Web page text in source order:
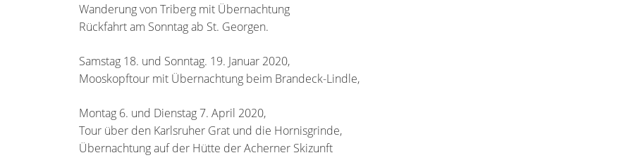
Wanderung von Triberg mit Übernachtung
Rückfahrt am Sonntag ab St. Georgen.
Samstag 18. und Sonntag. 19. Januar 2020,
Mooskopftour mit Übernachtung beim Brandeck-Lindle,
Montag 6. und Dienstag 7. April 2020,
Tour über den Karlsruher Grat und die Hornisgrinde,
Übernachtung auf der Hütte der Acherner Skizunft